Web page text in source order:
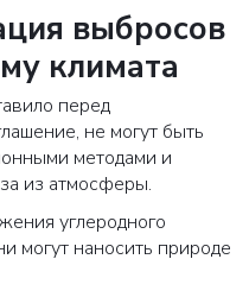
выбросов
климата
перед
не могут быть
методами и
из атмосферы.
углеродного
могут наносить природе